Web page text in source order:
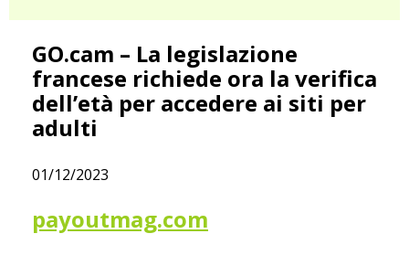
GO.cam – La legislazione
francese richiede ora la verifica
dell’età per accedere ai siti per
adulti
01/12/2023
payoutmag.com